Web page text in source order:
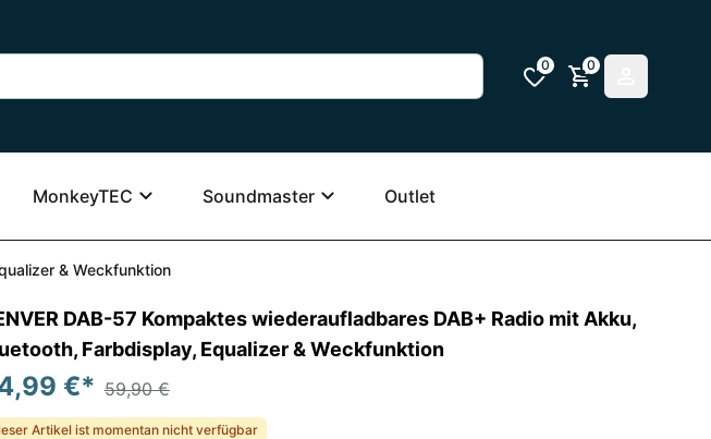
0 0
MonkeyTEC Soundmaster Outlet
& Weckfunktion
DAB-57 Kompaktes wiederaufladbares DAB+ Radio mit Akku,
Farbdisplay, Equalizer & Weckfunktion
€* 59,90 €
Artikel ist momentan nicht verfügbar